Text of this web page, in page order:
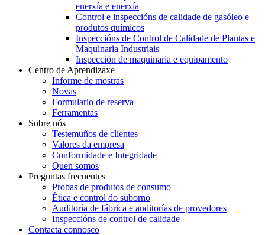
enerxía e enerxía
Control e inspeccións de calidade de gasóleo e
produtos químicos
Inspeccións de Control de Calidade de Plantas e
Maquinaria Industriais
Inspección de maquinaria e equipamento
Centro de Aprendizaxe
Informe de mostras
Novas
Formulario de reserva
Ferramentas
Sobre nós
Testemuños de clientes
Valores da empresa
Conformidade e Integridade
Quen somos
Preguntas frecuentes
Probas de produtos de consumo
Ética e control do suborno
Auditoría de fábrica e auditorías de provedores
Inspeccións de control de calidade
Contacta connosco